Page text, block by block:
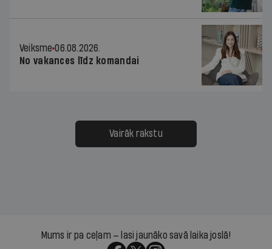
Veiksme 06.08.2026.
No vakances līdz komandai
Vairāk rakstu
Mums ir pa ceļam — lasi jaunāko savā laika joslā!